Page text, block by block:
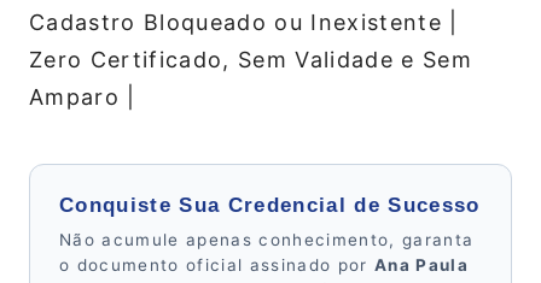
Cadastro Bloqueado ou Inexistente |
Zero Certificado, Sem Validade e Sem
Amparo |
Conquiste Sua Credencial de Sucesso
Não acumule apenas conhecimento, garanta
o documento oficial assinado por Ana Paula